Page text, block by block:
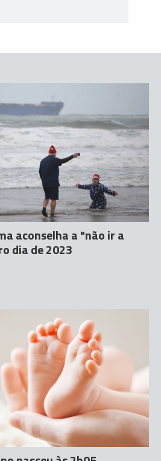
aconselha a "não ir a
dia de 2023